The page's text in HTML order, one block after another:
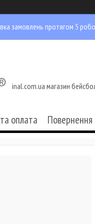
замовлень протягом 5
inal.com.ua магазин
оплата Повернення